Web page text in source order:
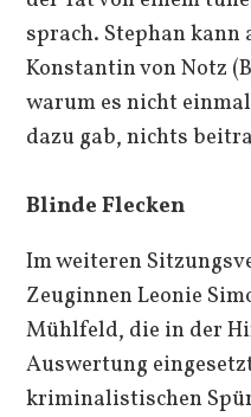
sprach. Stephan kann
Konstantin von Notz
warum es nicht
dazu gab, nichts
Blinde Flecken
Im weiteren
Zeuginnen Leonie
Mühlfeld, die in der
Auswertung
kriminalistischen